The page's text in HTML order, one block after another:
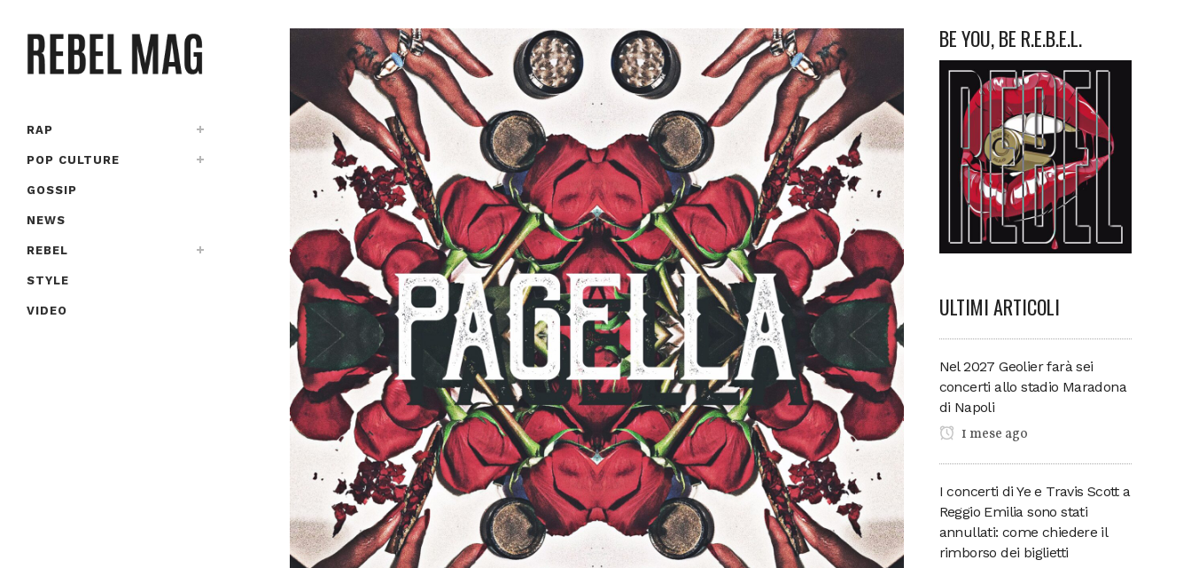
RAP
POP CULTURE
GOSSIP
NEWS
REBEL
STYLE
VIDEO
BE YOU, BE R.E.B.E.L.
ULTIMI ARTICOLI
Nel 2027 Geolier farà sei
concerti allo stadio Maradona
di Napoli
1 mese ago
I concerti di Ye e Travis Scott a
Reggio Emilia sono stati
annullati: come chiedere il
rimborso dei biglietti